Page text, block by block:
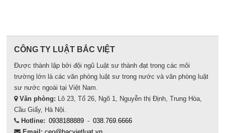
CÔNG TY LUẬT BẮC VIỆT
Được thành lập bởi đội ngũ Luật sư thành đạt trong các môi
trường lớn là các văn phòng luật sư trong nước và văn phòng luật
sư nước ngoài tại Việt Nam.
Văn phòng: Lô 23, Tổ 26, Ngõ 1, Nguyễn thị Định, Trung Hòa,
Cầu Giấy, Hà Nội.
Hotline: 0938188889 - 038.769.6666